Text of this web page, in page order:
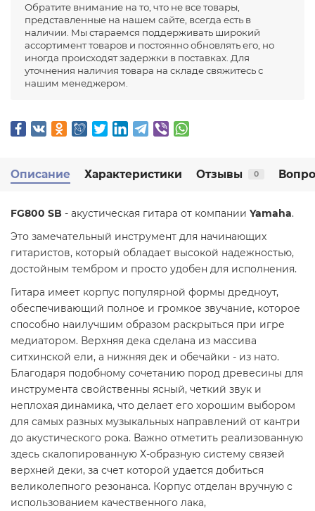
Обратите внимание на то, что не все товары,
представленные на нашем сайте, всегда есть в
наличии. Мы стараемся поддерживать широкий
ассортимент товаров и постоянно обновлять его, но
иногда происходят задержки в поставках. Для
уточнения наличия товара на складе свяжитесь с
нашим менеджером.
Описание Характеристики Отзывы 0
FG800 SB - акустическая гитара от компании Yamaha.
Это замечательный инструмент для начинающих
гитаристов, который обладает высокой надежностью,
достойным тембром и просто удобен для исполнения.
Гитара имеет корпус популярной формы дредноут,
обеспечивающий полное и громкое звучание, которое
способно наилучшим образом раскрыться при игре
медиатором. Верхняя дека сделана из массива
ситхинской ели, а нижняя дек и обечайки - из нато.
Благодаря подобному сочетанию пород древесины для
инструмента свойственны ясный, четкий звук и
неплохая динамика, что делает его хорошим выбором
для самых разных музыкальных направлений от кантри
до акустического рока. Важно отметить реализованную
здесь скалопированную Х-образную систему связей
верхней деки, за счет которой удается добиться
великолепного резонанса. Корпус отделан вручную с
использованием качественного лака,